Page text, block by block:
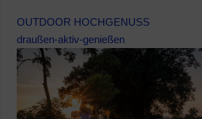
OUTDOOR HOCHGENUSS
draußen-aktiv-genießen